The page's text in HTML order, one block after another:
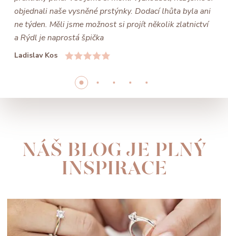
objednali naše vysněné prstýnky. Dodací lhůta byla ani
ne týden. Měli jsme možnost si projít několik zlatnictví
a Rýdl je naprostá špička
Ladislav Kos
NÁŠ BLOG JE PLNÝ
INSPIRACE